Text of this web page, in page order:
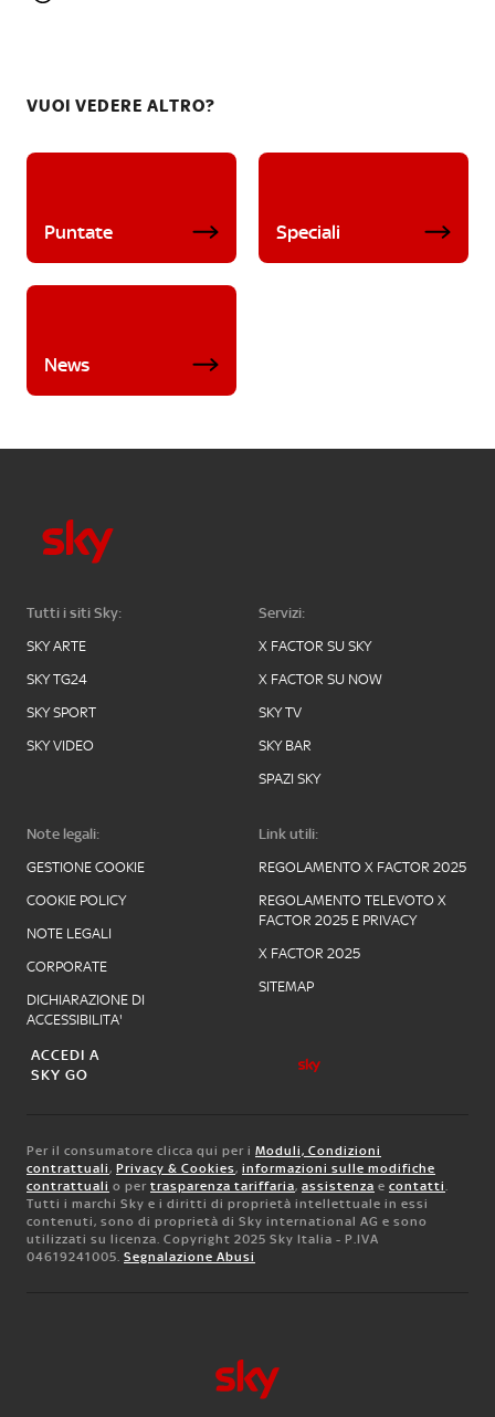
VUOI VEDERE ALTRO?
Puntate Speciali
News
Tutti i siti Sky:
SKY ARTE
SKY TG24
SKY SPORT
SKY VIDEO
Servizi:
X FACTOR SU SKY
X FACTOR SU NOW
SKY TV
SKY BAR
SPAZI SKY
Note legali:
GESTIONE COOKIE
COOKIE POLICY
NOTE LEGALI
CORPORATE
DICHIARAZIONE DI
ACCESSIBILITA'
Link utili:
REGOLAMENTO X FACTOR 2025
REGOLAMENTO TELEVOTO X
FACTOR 2025 E PRIVACY
X FACTOR 2025
SITEMAP
ACCEDI A
SKY GO
Per il consumatore clicca qui per i Moduli, Condizioni
contrattuali, Privacy & Cookies, informazioni sulle modifiche
contrattuali o per trasparenza tariffaria, assistenza e contatti.
Tutti i marchi Sky e i diritti di proprietà intellettuale in essi
contenuti, sono di proprietà di Sky international AG e sono
utilizzati su licenza. Copyright 2025 Sky Italia - P.IVA
04619241005. Segnalazione Abusi